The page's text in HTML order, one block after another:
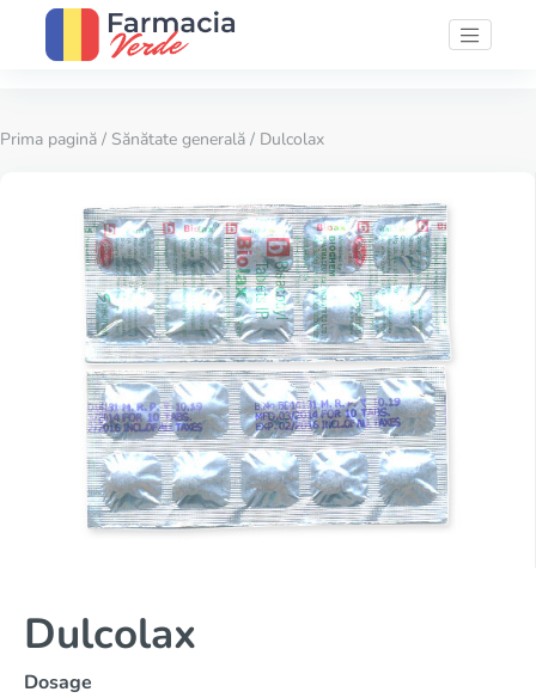
Prima pagină / Sănătate generală / Dulcolax
Dulcolax
Dosage